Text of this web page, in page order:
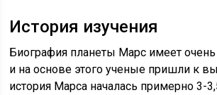
История изучения
Биография планеты Марс имеет
и на основе этого ученые пришли к
история Марса началась примерно 3-